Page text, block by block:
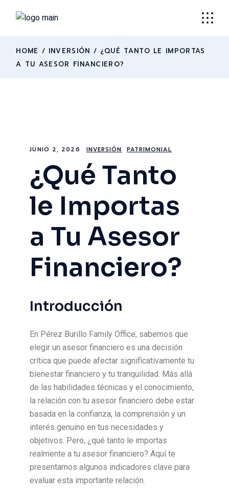
HOME INVERSIÓN
¿QUÉ TANTO LE IMPORTAS
A TU ASESOR FINANCIERO?
JUNIO 2, 2026 INVERSIÓN PATRIMONIAL
¿Qué Tanto
le Importas
a Tu Asesor
Financiero?
Introducción
En Pérez Burillo Family Office, sabemos que
elegir un asesor financiero es una decisión
crítica que puede afectar significativamente tu
bienestar financiero y tu tranquilidad. Más allá
de las habilidades técnicas y el conocimiento,
la relación con tu asesor financiero debe estar
basada en la confianza, la comprensión y un
interés genuino en tus necesidades y
objetivos. Pero, ¿qué tanto le importas
realmente a tu asesor financiero? Aquí te
presentamos algunos indicadores clave para
evaluar esta importante relación.